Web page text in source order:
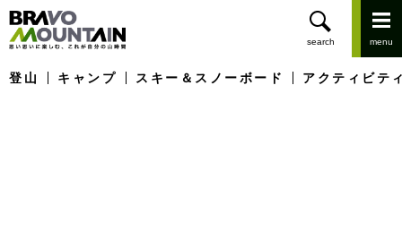
登山 キャンプ スキー＆スノーボード アクティビテ